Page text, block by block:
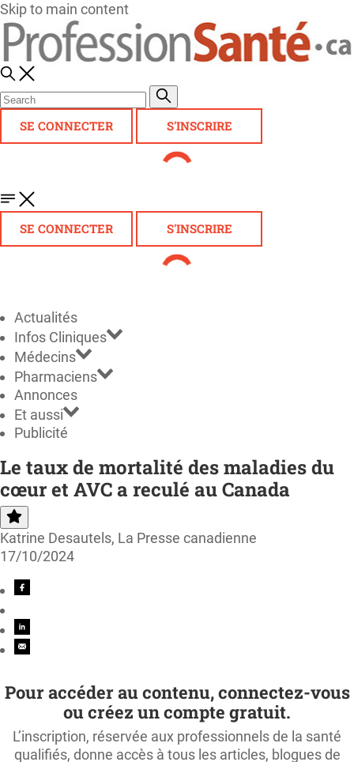
Skip to main content
SE CONNECTER S'INSCRIRE
SE CONNECTER S'INSCRIRE
Actualités
Infos Cliniques
Médecins
Pharmaciens
Annonces
Et aussi
Publicité
Le taux de mortalité des maladies du
cœur et AVC a reculé au Canada
Katrine Desautels, La Presse canadienne
17/10/2024
Pour accéder au contenu, connectez-vous
ou créez un compte gratuit.
L’inscription, réservée aux professionnels de la santé
qualifiés, donne accès à tous les articles, blogues de